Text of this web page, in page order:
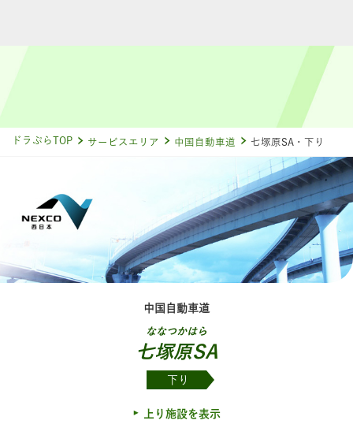
ドラぷらTOP サービスエリア 中国自動車道 七塚原SA・下り
中国自動車道
ななつかはら
七塚原SA
下り
上り施設を表示